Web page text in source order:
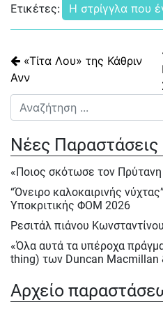
Ετικέτες: Η στρίγγλα που
Πλοήγηση
«Τίτα Λου» της Κάθριν
Ανν
Αναζήτηση για:
Νέες Παραστάσεις
«Ποιος σκότωσε τον
“Όνειρο καλοκαιρινής
Υποκριτικής ΦΟΜ 2026
Ρεσιτάλ πιάνου
«Όλα αυτά τα υπέροχα
thing) των Duncan Macmillan
Σάββατο 23/5, Κυρ.24/5 &
Αρχείο